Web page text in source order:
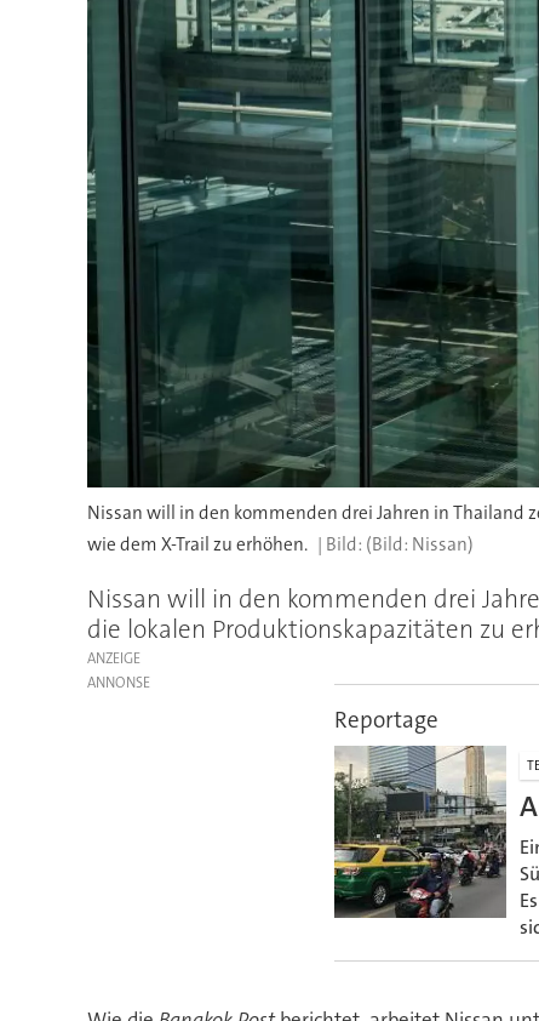
Nissan will in den kommenden drei Jahren in Thailand
wie dem X-Trail zu erhöhen.
(Bild: Nissan)
Nissan will in den kommenden drei
die lokalen Produktionskapazitäten zu
ANZEIGE
Reportage